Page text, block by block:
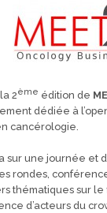
2ème édition de
dédiée à
cancérologie.
sur une journée et
rondes,
thématiques sur
d’acteurs du